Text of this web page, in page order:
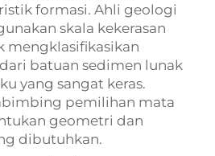
formasi. Ahli geologi
skala kekerasan
mengklasifikasikan
batuan sedimen lunak
yang sangat keras.
pemilihan mata
geometri dan
dibutuhkan.